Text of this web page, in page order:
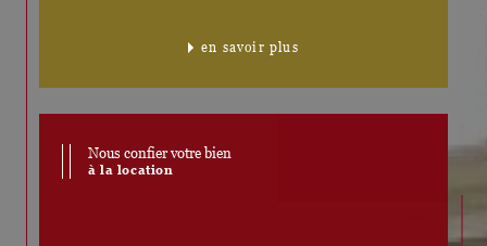
en savoir plus
Nous confier votre bien
à la location